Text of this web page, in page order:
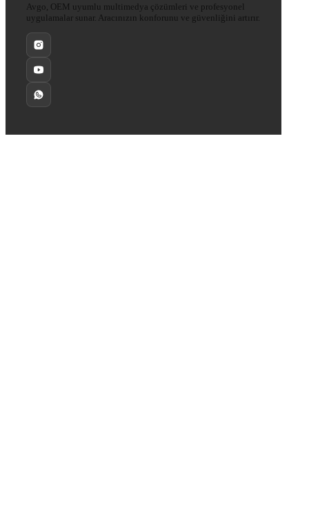
Avgo, OEM uyumlu multimedya çözümleri ve profesyonel
uygulamalar sunar. Aracınızın konforunu ve güvenliğini artırır.